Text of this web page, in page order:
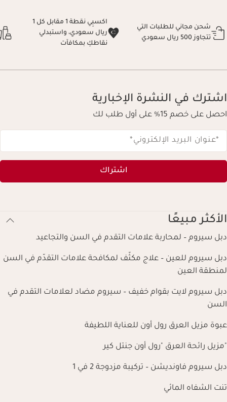
شحن مجاني للطلبات التي
تتجاوز 500 ريال سعودي
اكسبِي نقطة 1 مقابل كل 1
ريال سعودي، واستبدلي
نقاطكِ بمكافآت
اشترك في النشرة الإخبارية
احصل على خصم 15% على أول طلب لك
*عنوان البريد الإلكتروني*
اشتراك
الأكثر مبيعًا
دبل سيروم – لمحاربة علامات التقدم في السن والتجاعيد
دبل سيروم للعين – علاج مكثّف لمكافحة علامات التقدّم في السن
لمنطقة العين
دبل سيروم لايت بقوام خفيف – سيروم مضاد لعلامات التقدم في
السن
عبوة مزيل العرق رول أون للعناية اللطيفة
"مزيل رائحة العرق "رول أون جنتل كير
دبل سيروم فاونديشن – تركيبة مزدوجة 2 في 1
تنت الشفاه المائي